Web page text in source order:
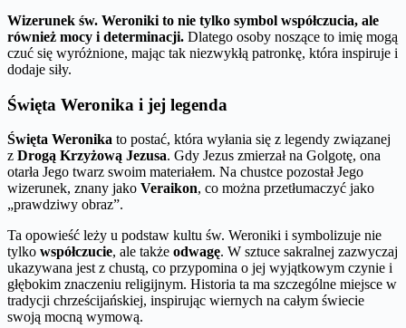
Wizerunek św. Weroniki to nie tylko symbol współczucia, ale
również mocy i determinacji. Dlatego osoby noszące to imię mogą
czuć się wyróżnione, mając tak niezwykłą patronkę, która inspiruje i
dodaje siły.
Święta Weronika i jej legenda
Święta Weronika to postać, która wyłania się z legendy związanej
z Drogą Krzyżową Jezusa. Gdy Jezus zmierzał na Golgotę, ona
otarła Jego twarz swoim materiałem. Na chustce pozostał Jego
wizerunek, znany jako Veraikon, co można przetłumaczyć jako
„prawdziwy obraz”.
Ta opowieść leży u podstaw kultu św. Weroniki i symbolizuje nie
tylko współczucie, ale także odwagę. W sztuce sakralnej zazwyczaj
ukazywana jest z chustą, co przypomina o jej wyjątkowym czynie i
głębokim znaczeniu religijnym. Historia ta ma szczególne miejsce w
tradycji chrześcijańskiej, inspirując wiernych na całym świecie
swoją mocną wymową.